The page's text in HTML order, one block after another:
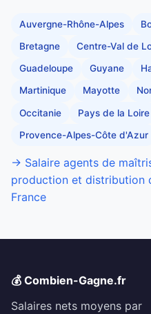
Auvergne-Rhône-Alpes
Bretagne Centre-Val de
Guadeloupe Guyane
Martinique Mayotte
Occitanie Pays de la Loire
Provence-Alpes-Côte d'Azur
→ Salaire agents de
production et distribution
France
💰 Combien-Gagne.fr
Salaires nets moyens par